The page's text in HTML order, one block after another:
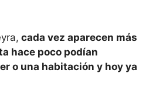
cada vez aparecen más
hace poco podían
o una habitación y hoy ya